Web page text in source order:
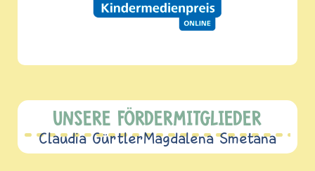
UNSERE FÖRDERMITGLIEDER
Claudia GürtlerMagdalena Smetana